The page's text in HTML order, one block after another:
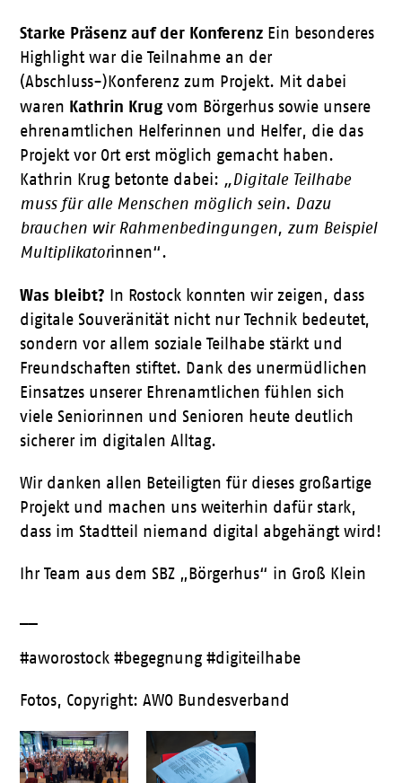
Starke Präsenz auf der Konferenz Ein besonderes
Highlight war die Teilnahme an der
(Abschluss-)Konferenz zum Projekt. Mit dabei
waren Kathrin Krug vom Börgerhus sowie unsere
ehrenamtlichen Helferinnen und Helfer, die das
Projekt vor Ort erst möglich gemacht haben.
Kathrin Krug betonte dabei: „Digitale Teilhabe
muss für alle Menschen möglich sein. Dazu
brauchen wir Rahmenbedingungen, zum Beispiel
Multiplikatorinnen“.
Was bleibt? In Rostock konnten wir zeigen, dass
digitale Souveränität nicht nur Technik bedeutet,
sondern vor allem soziale Teilhabe stärkt und
Freundschaften stiftet. Dank des unermüdlichen
Einsatzes unserer Ehrenamtlichen fühlen sich
viele Seniorinnen und Senioren heute deutlich
sicherer im digitalen Alltag.
Wir danken allen Beteiligten für dieses großartige
Projekt und machen uns weiterhin dafür stark,
dass im Stadtteil niemand digital abgehängt wird!
Ihr Team aus dem SBZ „Börgerhus“ in Groß Klein
#aworostock #begegnung #digiteilhabe
Fotos, Copyright: AWO Bundesverband